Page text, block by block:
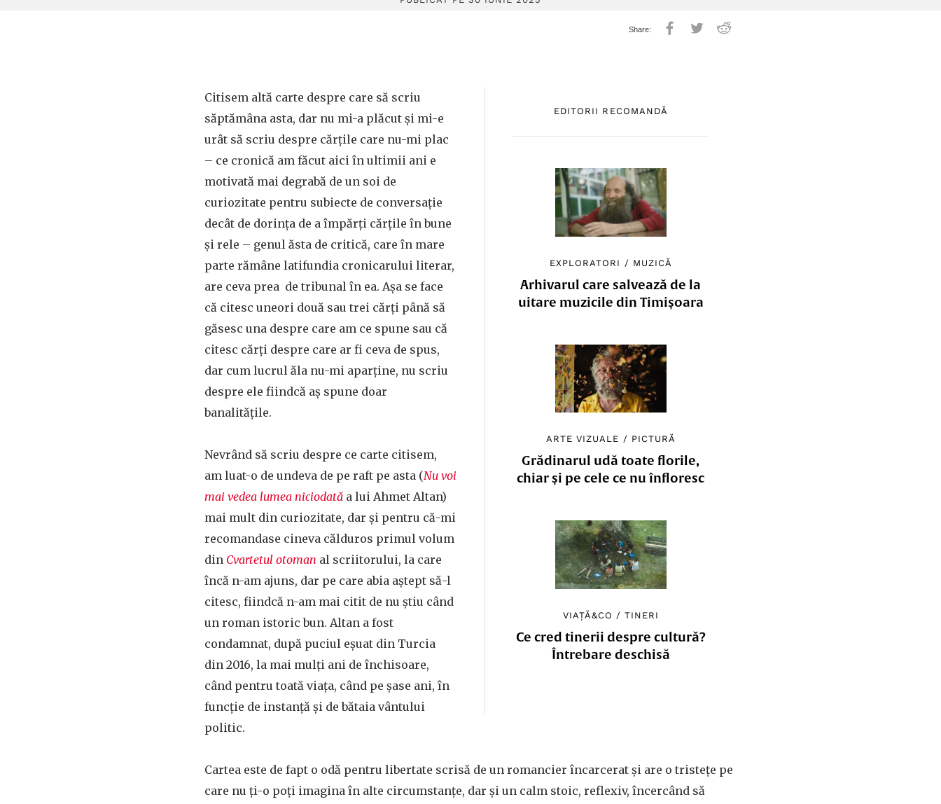
EDITORII RECOMANDĂ
EXPLORATORI / MUZICĂ
Arhivarul care salvează de la
uitare muzicile din Timișoara
ARTE VIZUALE / PICTURĂ
Grădinarul udă toate florile,
chiar și pe cele ce nu înfloresc
VIAȚĂ&CO /TINERI
Ce cred tinerii despre cultură?
Întrebare deschisă
Citisem altă carte despre care să scriu
săptămâna asta, dar nu mi-a plăcut și mi-e
urât să scriu despre cărțile care nu-mi plac
– ce cronică am făcut aici în ultimii ani e
motivată mai degrabă de un soi de
curiozitate pentru subiecte de conversație
decât de dorința de a împărți cărțile în bune
și rele – genul ăsta de critică, care în mare
parte rămâne latifundia cronicarului literar,
are ceva prea de tribunal în ea. Așa se face
că citesc uneori două sau trei cărți până să
găsesc una despre care am ce spune sau că
citesc cărți despre care ar fi ceva de spus,
dar cum lucrul ăla nu-mi aparține, nu scriu
despre ele fiindcă aș spune doar
banalitățile.
Nevrând să scriu despre ce carte citisem,
am luat-o de undeva de pe raft pe asta (Nu voi
mai vedea lumea niciodată a lui Ahmet Altan)
mai mult din curiozitate, dar și pentru că-mi
recomandase cineva călduros primul volum
din Cvartetul otoman al scriitorului, la care
încă n-am ajuns, dar pe care abia aștept să-l
citesc, fiindcă n-am mai citit de nu știu când
un roman istoric bun. Altan a fost
condamnat, după puciul eșuat din Turcia
din 2016, la mai mulți ani de închisoare,
când pentru toată viața, când pe șase ani, în
funcție de instanță și de bătaia vântului
politic.
Cartea este de fapt o odă pentru libertate scrisă de un romancier încarcerat și are o tristețe pe
care nu ți-o poți imagina în alte circumstanțe, dar și un calm stoic, reflexiv, încercând să